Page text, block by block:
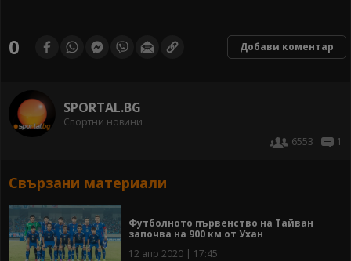
0 Добави коментар
SPORTAL.BG
Спортни новини
6553
1
Свързани материали
Футболното първенство на Тайван
започва на 900 км от Ухан
12 апр 2020 | 17:45